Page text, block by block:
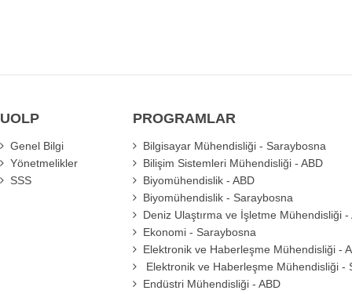
UOLP
Genel Bilgi
Yönetmelikler
SSS
PROGRAMLAR
Bilgisayar Mühendisliği - Saraybosna
Bilişim Sistemleri Mühendisliği - ABD
Biyomühendislik - ABD
Biyomühendislik - Saraybosna
Deniz Ulaştırma ve İşletme Mühendisliği -
Ekonomi - Saraybosna
Elektronik ve Haberleşme Mühendisliği -
Elektronik ve Haberleşme Mühendisliği -
Endüstri Mühendisliği - ABD